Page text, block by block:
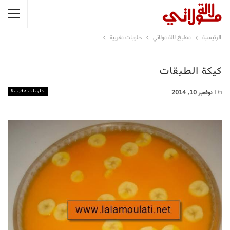
الرئيسية مطبخ لالة مولاتي حلويات مغربية
كيكة الطبقات
حلويات مغربية On نوفمبر 10, 2014